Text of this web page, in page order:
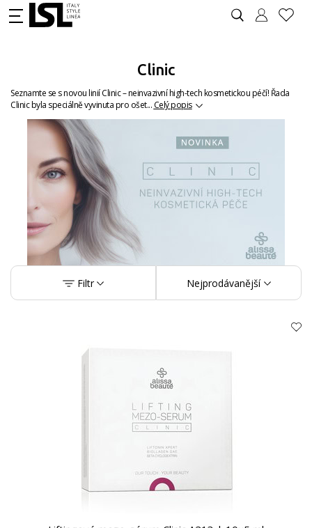
Clinic
Seznamte se s novou linií Clinic – neinvazivní high-tech kosmetickou péčí! Řada
Clinic byla speciálně vyvinuta pro ošet... Celý popis
Filtr Nejprodávanější